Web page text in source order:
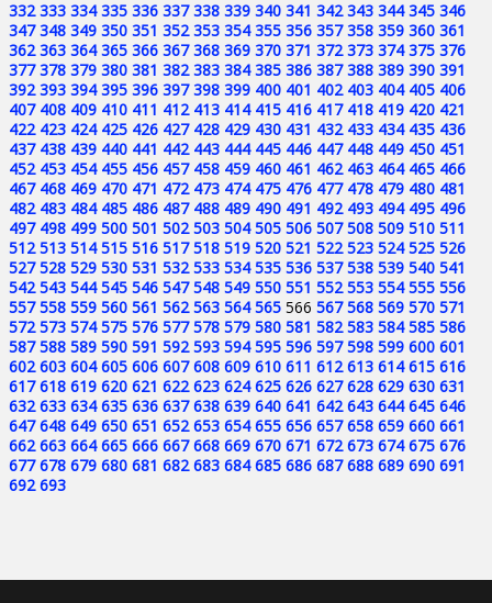
332 333 334 335 336 337 338 339 340 341 342 343 344 345 346
347 348 349 350 351 352 353 354 355 356 357 358 359 360 361
362 363 364 365 366 367 368 369 370 371 372 373 374 375 376
377 378 379 380 381 382 383 384 385 386 387 388 389 390 391
392 393 394 395 396 397 398 399 400 401 402 403 404 405 406
407 408 409 410 411 412 413 414 415 416 417 418 419 420 421
422 423 424 425 426 427 428 429 430 431 432 433 434 435 436
437 438 439 440 441 442 443 444 445 446 447 448 449 450 451
452 453 454 455 456 457 458 459 460 461 462 463 464 465 466
467 468 469 470 471 472 473 474 475 476 477 478 479 480 481
482 483 484 485 486 487 488 489 490 491 492 493 494 495 496
497 498 499 500 501 502 503 504 505 506 507 508 509 510 511
512 513 514 515 516 517 518 519 520 521 522 523 524 525 526
527 528 529 530 531 532 533 534 535 536 537 538 539 540 541
542 543 544 545 546 547 548 549 550 551 552 553 554 555 556
557 558 559 560 561 562 563 564 565 566 567 568 569 570 571
572 573 574 575 576 577 578 579 580 581 582 583 584 585 586
587 588 589 590 591 592 593 594 595 596 597 598 599 600 601
602 603 604 605 606 607 608 609 610 611 612 613 614 615 616
617 618 619 620 621 622 623 624 625 626 627 628 629 630 631
632 633 634 635 636 637 638 639 640 641 642 643 644 645 646
647 648 649 650 651 652 653 654 655 656 657 658 659 660 661
662 663 664 665 666 667 668 669 670 671 672 673 674 675 676
677 678 679 680 681 682 683 684 685 686 687 688 689 690 691
692 693